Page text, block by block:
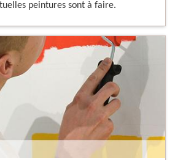
peintures sont à faire.